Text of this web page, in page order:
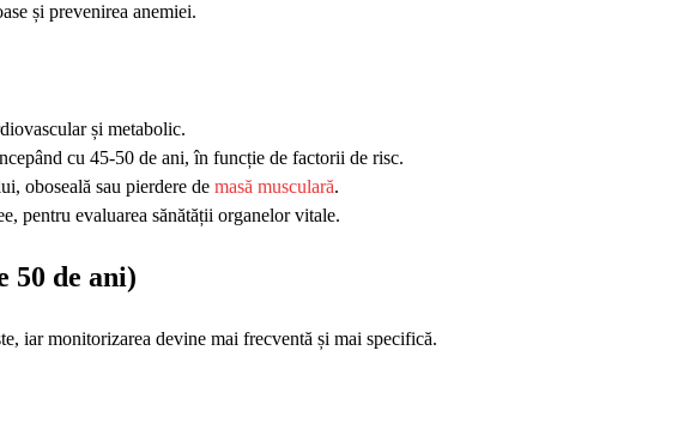
și prevenirea anemiei.
și metabolic.
cu 45‑50 de ani, în funcție de factorii de risc.
oboseală sau pierdere de masă musculară.
pentru evaluarea sănătății organelor vitale.
50 de ani)
iar monitorizarea devine mai frecventă și mai specifică.